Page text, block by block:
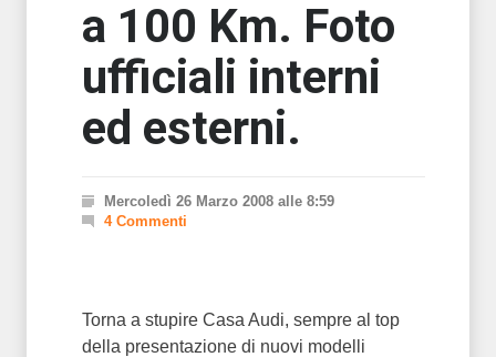
a 100 Km. Foto
ufficiali interni
ed esterni.
Mercoledì 26 Marzo 2008 alle 8:59
4 Commenti
Torna a stupire Casa Audi, sempre al top
della presentazione di nuovi modelli